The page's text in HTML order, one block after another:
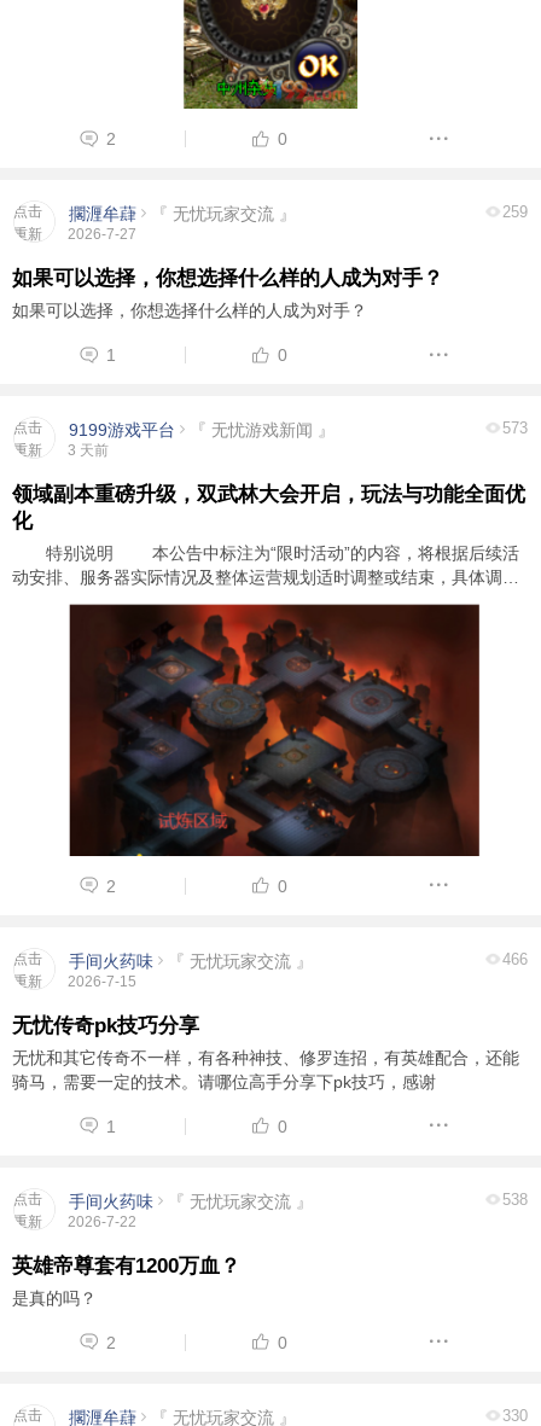
列表
信息
2 0
点击
重新
擱湹牟蕼 『 无忧玩家交流 』
2026-7-27
259
如果可以选择，你想选择什么样的人成为对手？
如果可以选择，你想选择什么样的人成为对手？
1 0
点击
重新
9199游戏平台 『 无忧游戏新闻 』
3 天前
573
领域副本重磅升级，双武林大会开启，玩法与功能全面优
化
特别说明 本公告中标注为“限时活动”的内容，将根据后续活
动安排、服务器实际情况及整体运营规划适时调整或结束，具体调整
时间以官方后续公告为准。 为持续优化游戏体验，丰富打怪、升
级、打金、行会争霸和竞技玩法，《无 ...
2 0
点击
重新
手间火药味 『 无忧玩家交流 』
2026-7-15
466
无忧传奇pk技巧分享
无忧和其它传奇不一样，有各种神技、修罗连招，有英雄配合，还能
骑马，需要一定的技术。请哪位高手分享下pk技巧，感谢
1 0
点击
重新
手间火药味 『 无忧玩家交流 』
2026-7-22
538
英雄帝尊套有1200万血？
是真的吗？
2 0
点击 擱湹牟蕼 『 无忧玩家交流 』 330